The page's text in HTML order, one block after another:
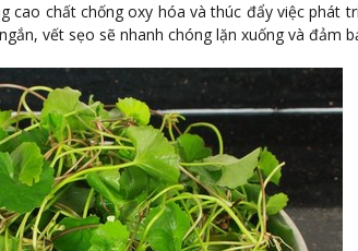
cao chất chống oxy hóa và thúc đẩy việc phát
vết sẹo sẽ nhanh chóng lặn xuống và đảm